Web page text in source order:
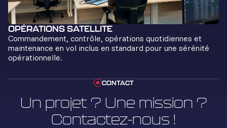
OPÉRATIONS SATELLITE
Commandement, contrôle, opérations quotidiennes et
maintenance en vol inclus en standard pour une sérénité
opérationnelle.
CONTACT
Un projet ? Une mission ?
Contactez-nous !